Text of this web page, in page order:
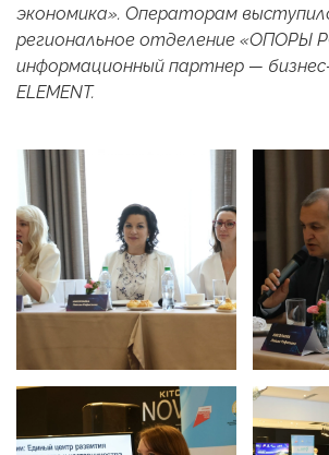
экономика». Операторам
региональное отделение «ОПОРЫ
информационный партнер —
ELEMENT.